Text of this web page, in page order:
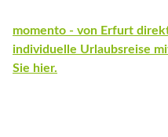
momento - von Erfurt
individuelle Urlaubsreise
Sie hier.